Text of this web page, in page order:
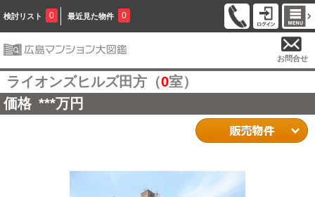
検討リスト 0 最近見た物件 0
お問合せ
ライオンズヒルズ田方（0室）
価格 ***万円